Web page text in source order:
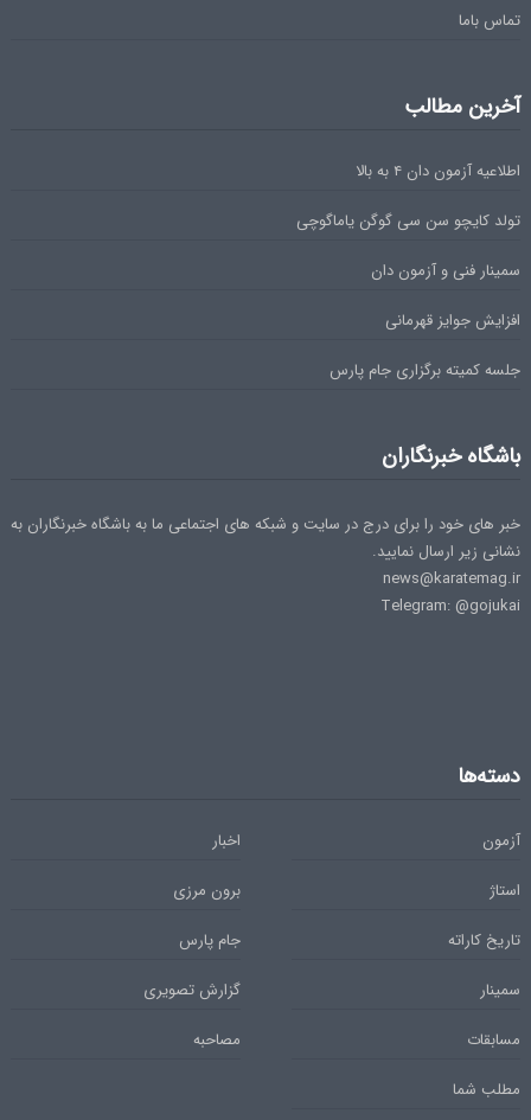
تماس باما
آخرین مطالب
اطلاعیه آزمون دان ۴ به بالا
تولد کایچو سن سی گوگن یاماگوچی
سمینار فنی و آزمون دان
افزایش جوایز قهرمانی
جلسه کمیته برگزاری جام پارس
باشگاه خبرنگاران
خبر های خود را برای درج در سایت و شبکه های اجتماعی ما به باشگاه خبرنگاران به
نشانی زیر ارسال نمایید.
news@karatemag.ir
Telegram: @gojukai
دسته‌ها
آزمون
اخبار
استاژ
برون مرزی
تاریخ کاراته
جام پارس
سمینار
گزارش تصویری
مسابقات
مصاحبه
مطلب شما